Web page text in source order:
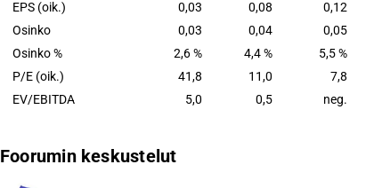
EPS (oik.)
0,03 0,08
0,12
Osinko
0,03 0,04
0,05
Osinko %
2,6 % 4,4 %
5,5 %
P/E (oik.)
41,8 11,0
7,8
EV/EBITDA
5,0 0,5 neg.
Foorumin keskustelut